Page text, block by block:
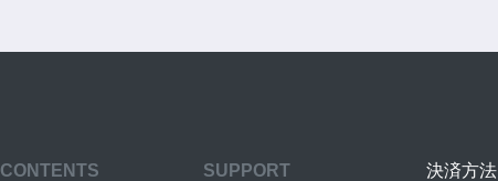
CONTENTS SUPPORT 決済方法